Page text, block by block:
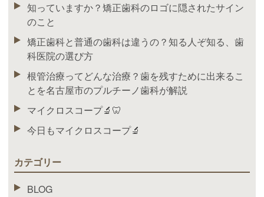
知っていますか？矯正歯科のロゴに隠されたサイン
のこと
矯正歯科と普通の歯科は違うの？知る人ぞ知る、歯
科医院の選び方
根管治療ってどんな治療？歯を残すために出来るこ
とを名古屋市のプルチーノ歯科が解説
マイクロスコープ🔬🦷
今日もマイクロスコープ🔬
カテゴリー
BLOG